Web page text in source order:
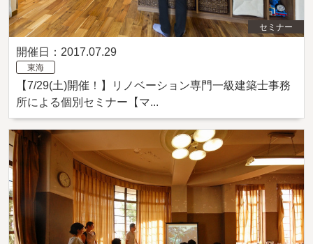
セミナー
開催日：2017.07.29
東海
【7/29(土)開催！】リノベーション専門一級建築士事務
所による個別セミナー【マ...